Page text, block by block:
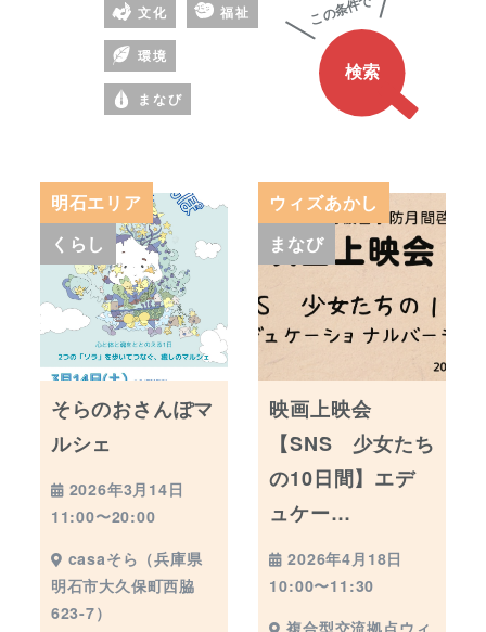
文化 福祉
環境
まなび
明石エリア
くらし
そらのおさんぽマ
ルシェ
2026年3月14日
11:00〜20:00
casaそら（兵庫県
明石市大久保町西脇
623-7）
ウィズあかし
まなび
映画上映会
【SNS 少女たち
の10日間】エデ
ュケー…
2026年4月18日
10:00〜11:30